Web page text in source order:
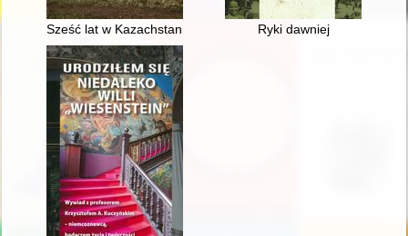
Sześć lat w Kazachstanie : syberyjskie wspomnienia 1940-
Ryki dawniej